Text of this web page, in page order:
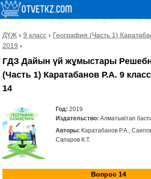
ДҮЖ › 9 класс › География (Часть 1)
2019 ›
ГДЗ Дайын үй жұмыстары
(Часть 1) Каратабанов Р.А. 9
14
Год: 2019
Издательство: Алматыкітап
Авторы: Каратабанов Р.А.,
Сапаров К.Т.
Вопрос 14